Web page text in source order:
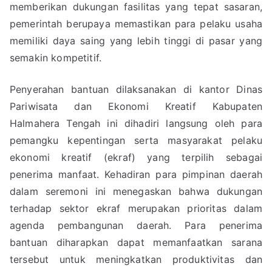
memberikan dukungan fasilitas yang tepat sasaran,
pemerintah berupaya memastikan para pelaku usaha
memiliki daya saing yang lebih tinggi di pasar yang
semakin kompetitif.
Penyerahan bantuan dilaksanakan di kantor Dinas
Pariwisata dan Ekonomi Kreatif Kabupaten
Halmahera Tengah ini dihadiri langsung oleh para
pemangku kepentingan serta masyarakat pelaku
ekonomi kreatif (ekraf) yang terpilih sebagai
penerima manfaat. Kehadiran para pimpinan daerah
dalam seremoni ini menegaskan bahwa dukungan
terhadap sektor ekraf merupakan prioritas dalam
agenda pembangunan daerah. Para penerima
bantuan diharapkan dapat memanfaatkan sarana
tersebut untuk meningkatkan produktivitas dan